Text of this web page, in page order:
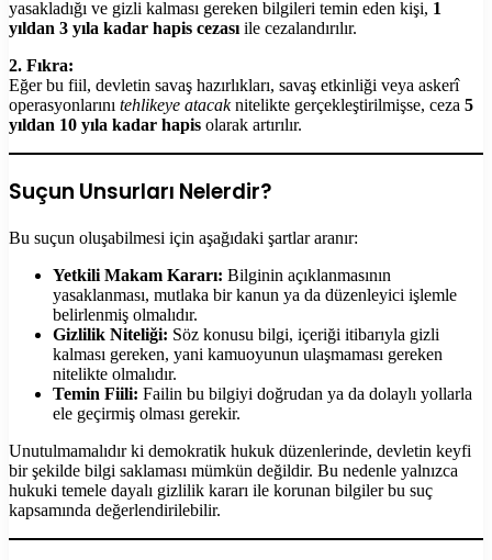
yasakladığı ve gizli kalması gereken bilgileri temin eden kişi, 1
yıldan 3 yıla kadar hapis cezası ile cezalandırılır.
2. Fıkra:
Eğer bu fiil, devletin savaş hazırlıkları, savaş etkinliği veya askerî
operasyonlarını tehlikeye atacaknitelikte gerçekleştirilmişse, ceza 5
yıldan 10 yıla kadar hapis olarak artırılır.
Suçun Unsurları Nelerdir?
Bu suçun oluşabilmesi için aşağıdaki şartlar aranır:
Yetkili Makam Kararı: Bilginin açıklanmasının
yasaklanması, mutlaka bir kanun ya da düzenleyici işlemle
belirlenmiş olmalıdır.
Gizlilik Niteliği: Söz konusu bilgi, içeriği itibarıyla gizli
kalması gereken, yani kamuoyunun ulaşmaması gereken
nitelikte olmalıdır.
Temin Fiili: Failin bu bilgiyi doğrudan ya da dolaylı yollarla
ele geçirmiş olması gerekir.
Unutulmamalıdır ki demokratik hukuk düzenlerinde, devletin keyfi
bir şekilde bilgi saklaması mümkün değildir. Bu nedenle yalnızca
hukuki temele dayalı gizlilik kararı ile korunan bilgiler bu suç
kapsamında değerlendirilebilir.